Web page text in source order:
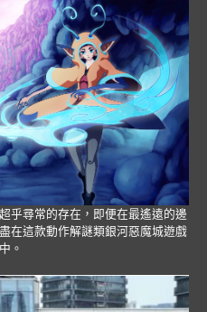
乎尋常的存在，即便在最遙遠的邊
這款動作解謎類銀河惡魔城遊戲
。